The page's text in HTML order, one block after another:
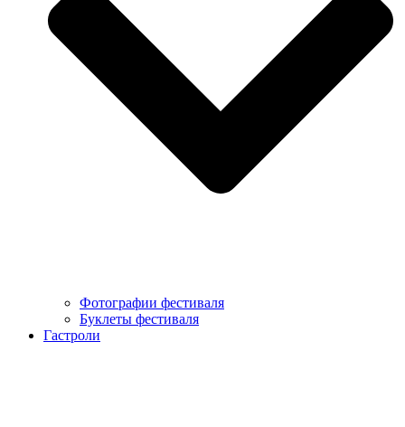
Фотографии фестиваля
Буклеты фестиваля
Гастроли